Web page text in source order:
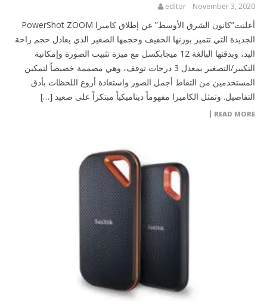
November 3, 2020
editor
أعلنت”كانون الشرق الأوسط” عن إطلاق كاميرا PowerShot ZOOM
الجديدة التي تتميز بوزنها الخفيف وحجمها الصغير الذي يعادل حجم راحة
اليد، وبدقتها البالغة 12 ميجابكسل مع ميزة تثبيت الصورة وإمكانية
التكبير/التصغير بمعدل 3 درجات توقف، وهي مصممة خصيصاً لتمكين
المستخدمين من التقاط أجمل الصور واستعادة أروع اللحظات بأدق
التفاصيل. وتمثل الكاميرا مفهوماً ديناميكياً مبتكراً على صعيد […]
READ MORE